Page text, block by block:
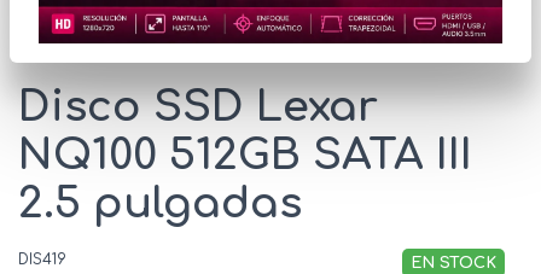
* Las imágenes se exhiben con fines ilustrativos.
Disco SSD Lexar
NQ100 512GB SATA III
2.5 pulgadas
DIS419 EN STOCK